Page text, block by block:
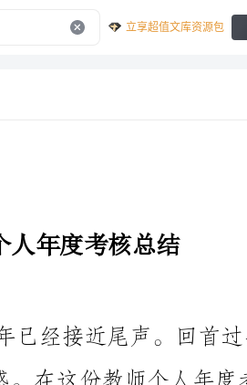
立享超值文库资源包
中，我想就过去一年的工作进行回顾和总结，并对接下来的工作